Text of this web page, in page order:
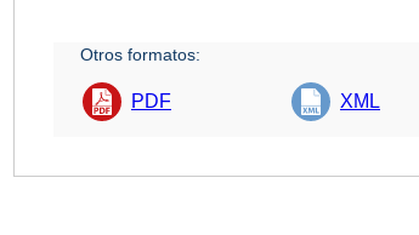
Otros formatos:
PDF XML